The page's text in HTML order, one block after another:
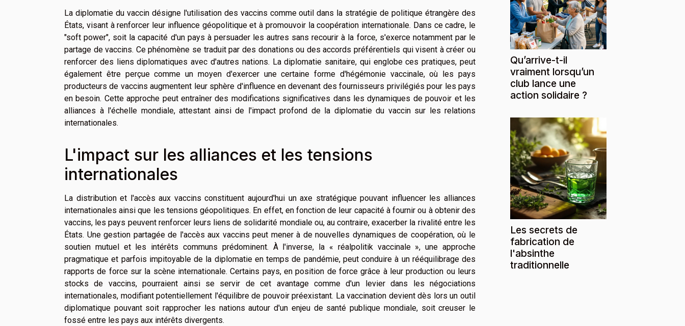
La diplomatie du vaccin désigne l'utilisation des vaccins comme outil dans la stratégie de politique étrangère des
États, visant à renforcer leur influence géopolitique et à promouvoir la coopération internationale. Dans ce cadre, le
"soft power", soit la capacité d'un pays à persuader les autres sans recourir à la force, s'exerce notamment par le
partage de vaccins. Ce phénomène se traduit par des donations ou des accords préférentiels qui visent à créer ou
renforcer des liens diplomatiques avec d'autres nations. La diplomatie sanitaire, qui englobe ces pratiques, peut
également être perçue comme un moyen d'exercer une certaine forme d'hégémonie vaccinale, où les pays
producteurs de vaccins augmentent leur sphère d'influence en devenant des fournisseurs privilégiés pour les pays
en besoin. Cette approche peut entraîner des modifications significatives dans les dynamiques de pouvoir et les
alliances à l'échelle mondiale, attestant ainsi de l'impact profond de la diplomatie du vaccin sur les relations
internationales.
L'impact sur les alliances et les tensions
internationales
La distribution et l'accès aux vaccins constituent aujourd'hui un axe stratégique pouvant influencer les alliances
internationales ainsi que les tensions géopolitiques. En effet, en fonction de leur capacité à fournir ou à obtenir des
vaccins, les pays peuvent renforcer leurs liens de solidarité mondiale ou, au contraire, exacerber la rivalité entre les
États. Une gestion partagée de l'accès aux vaccins peut mener à de nouvelles dynamiques de coopération, où le
soutien mutuel et les intérêts communs prédominent. À l'inverse, la « réalpolitik vaccinale », une approche
pragmatique et parfois impitoyable de la diplomatie en temps de pandémie, peut conduire à un rééquilibrage des
rapports de force sur la scène internationale. Certains pays, en position de force grâce à leur production ou leurs
stocks de vaccins, pourraient ainsi se servir de cet avantage comme d'un levier dans les négociations
internationales, modifiant potentiellement l'équilibre de pouvoir préexistant. La vaccination devient dès lors un outil
diplomatique pouvant soit rapprocher les nations autour d'un enjeu de santé publique mondiale, soit creuser le
fossé entre les pays aux intérêts divergents.
Qu’arrive-t-il
vraiment lorsqu’un
club lance une
action solidaire ?
Les secrets de
fabrication de
l'absinthe
traditionnelle